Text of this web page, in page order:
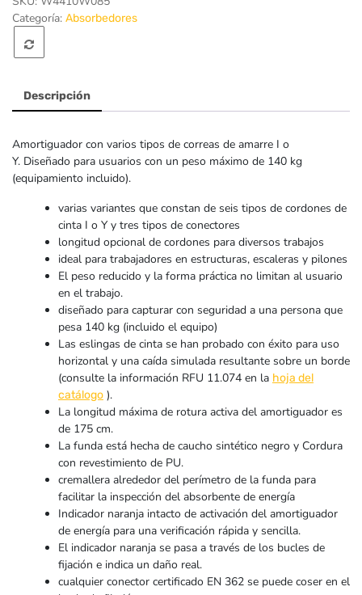
Categoría: Absorbedores
Descripción
Amortiguador con varios tipos de correas de amarre I o
Y. Diseñado para usuarios con un peso máximo de 140 kg
(equipamiento incluido).
varias variantes que constan de seis tipos de cordones de
cinta I o Y y tres tipos de conectores
longitud opcional de cordones para diversos trabajos
ideal para trabajadores en estructuras, escaleras y pilones
El peso reducido y la forma práctica no limitan al usuario
en el trabajo.
diseñado para capturar con seguridad a una persona que
pesa 140 kg (incluido el equipo)
Las eslingas de cinta se han probado con éxito para uso
horizontal y una caída simulada resultante sobre un borde
(consulte la información RFU 11.074 en la hoja del
catálogo ).
La longitud máxima de rotura activa del amortiguador es
de 175 cm.
La funda está hecha de caucho sintético negro y Cordura
con revestimiento de PU.
cremallera alrededor del perímetro de la funda para
facilitar la inspección del absorbente de energía
Indicador naranja intacto de activación del amortiguador
de energía para una verificación rápida y sencilla.
El indicador naranja se pasa a través de los bucles de
fijación e indica un daño real.
cualquier conector certificado EN 362 se puede coser en el